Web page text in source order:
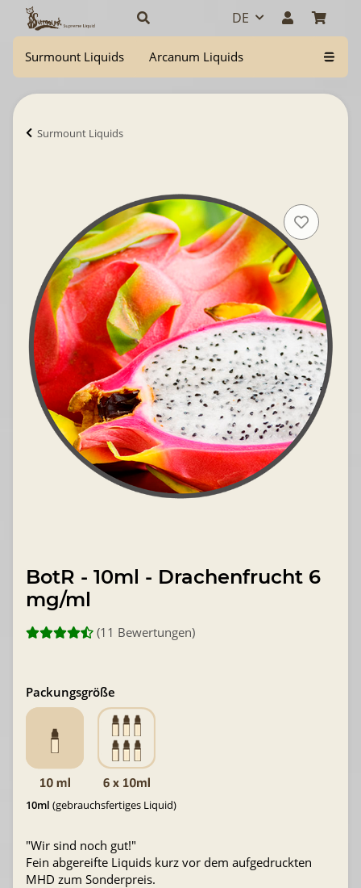
DE
Surmount Liquids Arcanum Liquids
Surmount Liquids
BotR - 10ml - Drachenfrucht 6
mg/ml
(11 Bewertungen)
Packungsgröße
10ml (gebrauchsfertiges Liquid)
"Wir sind noch gut!"
Fein abgereifte Liquids kurz vor dem aufgedruckten
MHD zum Sonderpreis.